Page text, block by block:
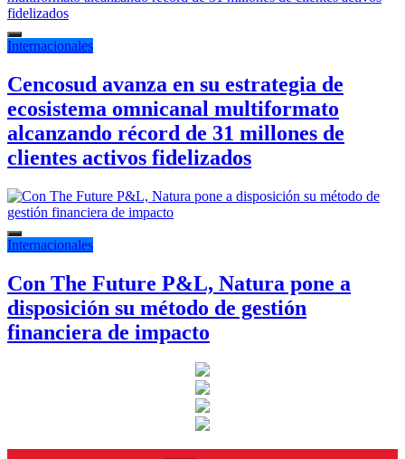
Internacionales
Cencosud avanza en su estrategia de
ecosistema omnicanal multiformato
alcanzando récord de 31 millones de
clientes activos fidelizados
Internacionales
Con The Future P&L, Natura pone a
disposición su método de gestión
financiera de impacto